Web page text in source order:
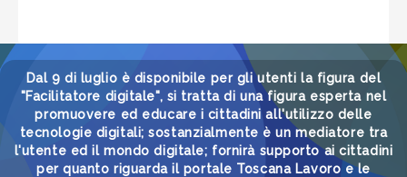
Dal 9 di luglio è disponibile per gli utenti la figura del
"Facilitatore digitale", si tratta di una figura esperta nel
promuovere ed educare i cittadini all'utilizzo delle
tecnologie digitali; sostanzialmente è un mediatore tra
l'utente ed il mondo digitale; fornirà supporto ai cittadini
per quanto riguarda il portale Toscana Lavoro e le